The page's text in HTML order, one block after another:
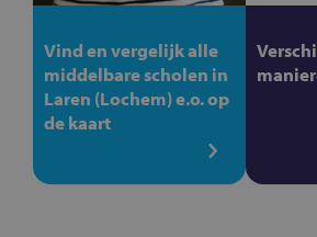
Vind en vergelijk alle
middelbare scholen in
Laren (Lochem) e.o. op
de kaart